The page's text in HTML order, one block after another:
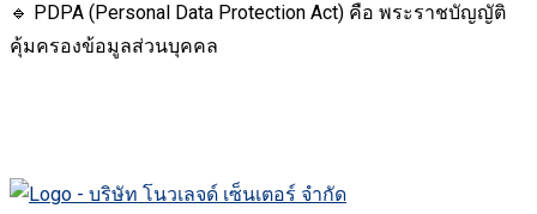
🔹 PDPA (Personal Data Protection Act) คือ พระราชบัญญัติ
คุ้มครองข้อมูลส่วนบุคคล